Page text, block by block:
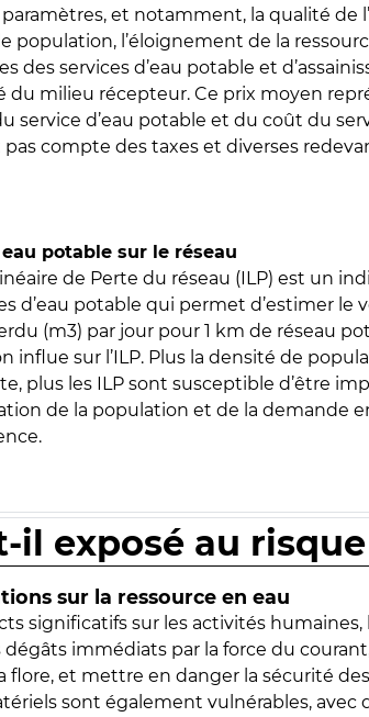
et notamment, la qualité de
population, l’éloignement de la
des services d’eau potable et
du milieu récepteur. Ce prix moyen
service d’eau potable et du coût du
compte des taxes et diverses
potable sur le réseau
de Perte du réseau (ILP) est un
d’eau potable qui permet d’estimer le
(m3) par jour pour 1 km de réseau
influe sur l’ILP. Plus la densité de
plus les ILP sont susceptible d’être
de la population et de la demande
il exposé au
sur la ressource en eau
significatifs sur les activités
dégâts immédiats par la force du
flore, et mettre en danger la sécurité
sont également vulnérables, avec